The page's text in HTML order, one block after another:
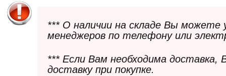
*** О наличии на складе Вы можете
менеджеров по телефону или
*** Если Вам необходима
доставку при покупке.